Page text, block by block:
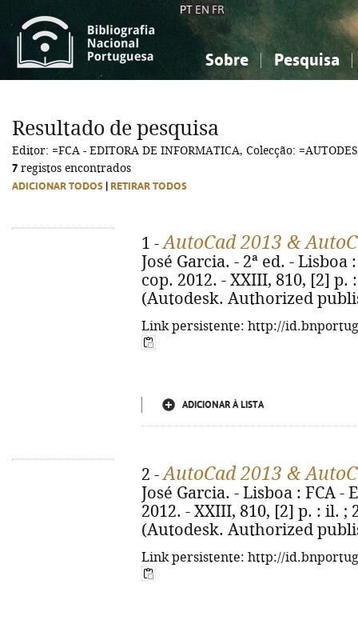
PT EN FR
Sobre Pesquisa
Ciências sociais...
Arte, desporto...
Ciências sociais...
Arte, desporto...
Resultado de pesquisa
Editor: =FCA - EDITORA DE INFORMATICA, Colecção:
7 registos encontrados
ADICIONAR TODOS RETIRAR TODOS
1 -AutoCad 2013 &
José Garcia. - 2ª ed. -
cop. 2012. - XXIII, 810, [2]
(Autodesk. Authorized
Link persistente: http://
ADICIONAR À LISTA
2 -AutoCad 2013 &
José Garcia. - Lisboa : FCA
2012. - XXIII, 810, [2] p. : il. ;
(Autodesk. Authorized
Link persistente: http://